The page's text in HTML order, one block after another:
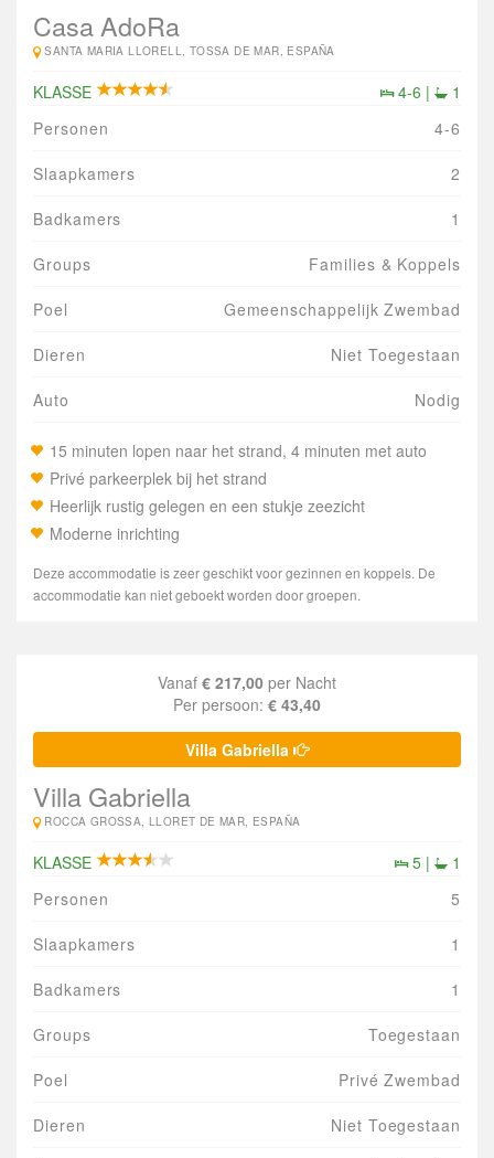
Casa AdoRa
SANTA MARIA LLORELL, TOSSA DE MAR, ESPAÑA
KLASSE 4-6 |
1
Personen
4-6
Slaapkamers 2
Badkamers 1
Groups Families & Koppels
Poel Gemeenschappelijk Zwembad
Dieren Niet Toegestaan
Auto Nodig
15 minuten lopen naar het strand, 4 minuten met auto
Privé parkeerplek bij het strand
Heerlijk rustig gelegen en een stukje zeezicht
Moderne inrichting
Deze accommodatie is zeer geschikt voor gezinnen en koppels. De
accommodatie kan niet geboekt worden door groepen.
Vanaf € 217,00 per Nacht
Per persoon: € 43,40
Villa Gabriella
Villa Gabriella
ROCCA GROSSA, LLORET DE MAR, ESPAÑA
KLASSE 5 |
1
Personen
5
Slaapkamers 1
Badkamers 1
Groups Toegestaan
Poel Privé Zwembad
Dieren Niet Toegestaan